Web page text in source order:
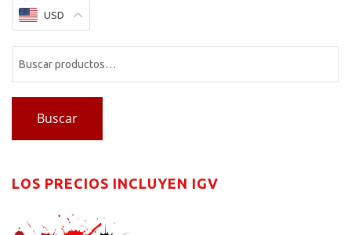
USD
Buscar
LOS PRECIOS INCLUYEN IGV